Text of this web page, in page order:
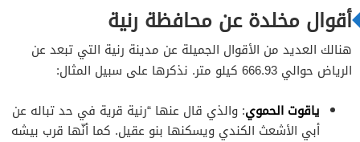
أقوال مخلدة عن محافظة رنية
هنالك العديد من الأقوال الجميلة عن مدينة رنية التي تبعد عن
الرياض حوالي 666.93 كيلو متر. نذكرها على سبيل المثال:
ياقوت الحموي: والذي قال عنها “رنية قرية في حد تباله عن
أبي الأشعث الكندي ويسكنها بنو عقيل. كما أنّها قرب بيشه